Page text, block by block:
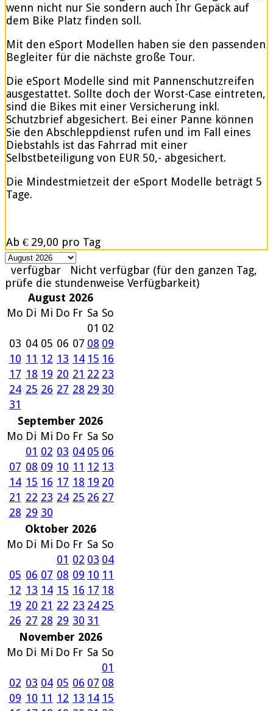
wenn nicht nur Sie sondern auch Ihr Gepäck auf
dem Bike Platz finden soll.
Mit den eSport Modellen haben sie den passenden
Begleiter für die nächste große Tour.
Die eSport Modelle sind mit Pannenschutzreifen
ausgestattet. Sollte doch der Worst-Case eintreten,
sind die Bikes mit einer Versicherung inkl.
Schutzbrief abgesichert. Bei einer Panne können
Sie den Abschleppdienst rufen und im Fall eines
Diebstahls ist das Fahrrad mit einer
Selbstbeteiligung von EUR 50,- abgesichert.
Die Mindestmietzeit der eSport Modelle beträgt 5
Tage.
Ab € 29,00 pro Tag
verfügbar
Nicht verfügbar (für den ganzen Tag,
prüfe die stundenweise Verfügbarkeit)
August 2026
Mo Di Mi Do Fr Sa So
01 02
03 04 05 06 07 08 09
10 11 12 13 14 15 16
17 18 19 20 21 22 23
24 25 26 27 28 29 30
31
September 2026
Mo Di Mi Do Fr Sa So
01 02 03 04 05 06
07 08 09 10 11 12 13
14 15 16 17 18 19 20
21 22 23 24 25 26 27
28 29 30
Oktober 2026
Mo Di Mi Do Fr Sa So
01 02 03 04
05 06 07 08 09 10 11
12 13 14 15 16 17 18
19 20 21 22 23 24 25
26 27 28 29 30 31
November 2026
Mo Di Mi Do Fr Sa So
01
02 03 04 05 06 07 08
09 10 11 12 13 14 15